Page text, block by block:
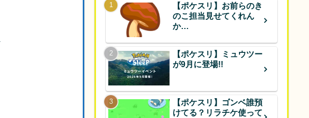
【ポケスリ】お前らのき
のこ担当見せてくれん
か…
【ポケスリ】ミュウツー
が9月に登場!!
【ポケスリ】ゴンベ誰預
けてる？リラチケ使って